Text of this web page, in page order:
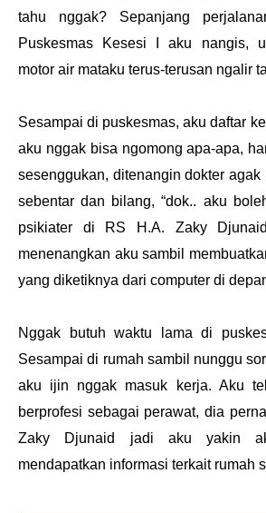
tahu nggak? Sepanjang
Puskesmas Kesesi I aku nangis,
motor air mataku terus-terusan ngalir
Sesampai di puskesmas, aku daftar
aku nggak bisa ngomong apa-apa,
sesenggukan, ditenangin dokter
sebentar dan bilang, “dok.. aku
psikiater di RS H.A. Zaky
menenangkan aku sambil
yang diketiknya dari computer di
Nggak butuh waktu lama di
Sesampai di rumah sambil nunggu
aku ijin nggak masuk kerja. Aku
berprofesi sebagai perawat, dia
Zaky Djunaid jadi aku yakin
mendapatkan informasi terkait rumah